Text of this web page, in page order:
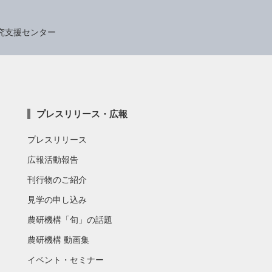
支援センター
プレスリリース・広報
プレスリリース
広報活動報告
刊行物のご紹介
見学の申し込み
農研機構「旬」の話題
農研機構 動画集
イベント・セミナー